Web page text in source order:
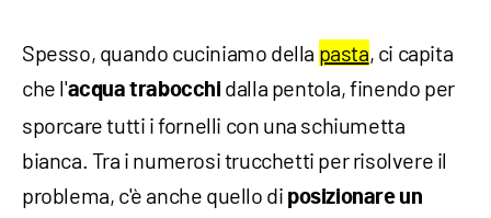
Spesso, quando cuciniamo della pasta, ci capita
che l'acqua trabocchi dalla pentola, finendo per
sporcare tutti i fornelli con una schiumetta
bianca. Tra i numerosi trucchetti per risolvere il
problema, c'è anche quello di posizionare un